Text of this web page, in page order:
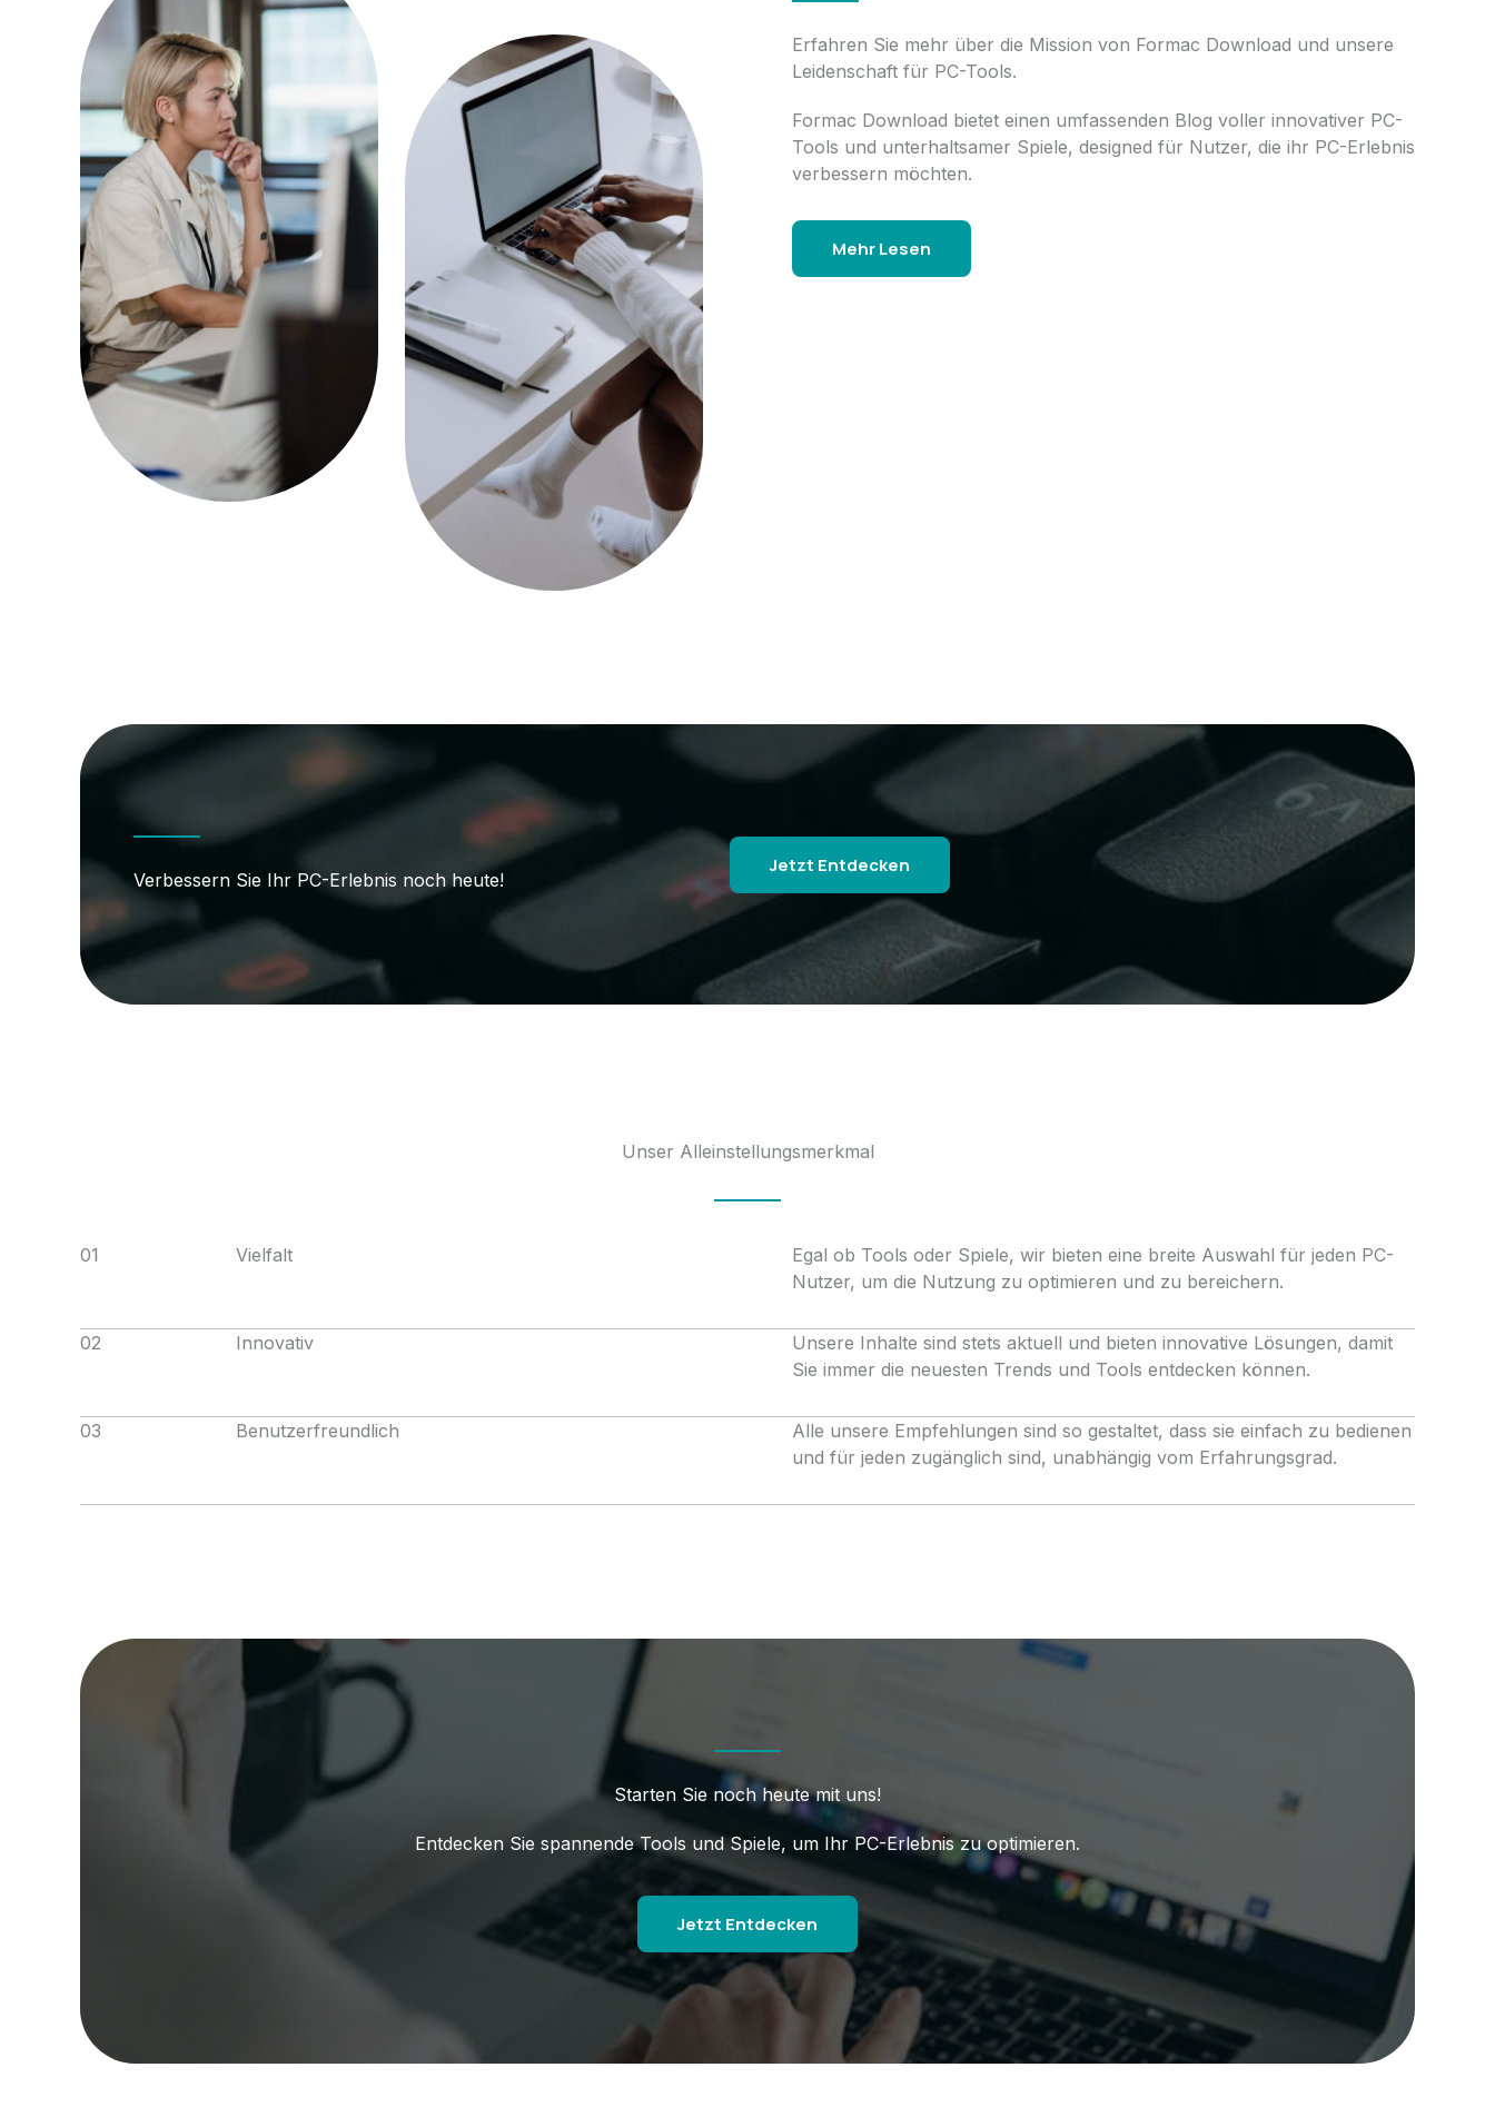
Erfahren Sie mehr über die Mission von Formac Download und unsere
Leidenschaft für PC-Tools.
Formac Download bietet einen umfassenden Blog voller innovativer PC-
Tools und unterhaltsamer Spiele, designed für Nutzer, die ihr PC-Erlebnis
verbessern möchten.
Mehr Lesen
Verbessern Sie Ihr PC-Erlebnis noch heute!
Jetzt Entdecken
Unser Alleinstellungsmerkmal
01 Vielfalt
Egal ob Tools oder Spiele, wir bieten eine breite Auswahl für jeden PC-
Nutzer, um die Nutzung zu optimieren und zu bereichern.
02 Innovativ
Unsere Inhalte sind stets aktuell und bieten innovative Lösungen, damit
Sie immer die neuesten Trends und Tools entdecken können.
03 Benutzerfreundlich
Alle unsere Empfehlungen sind so gestaltet, dass sie einfach zu bedienen
und für jeden zugänglich sind, unabhängig vom Erfahrungsgrad.
Starten Sie noch heute mit uns!
Entdecken Sie spannende Tools und Spiele, um Ihr PC-Erlebnis zu optimieren.
Jetzt Entdecken